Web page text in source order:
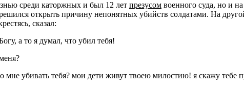
среди каторжных и был 12 лет презусом военного суда, но и
открыть причину непонятных убийств солдатами. На
сказал:
а то я думал, что убил тебя!
мне убивать тебя? мои дети живут твоею милостию! я скажу тебе